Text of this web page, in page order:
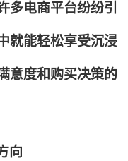
多电商平台纷纷引
就能轻松享受沉浸
意度和购买决策的
向